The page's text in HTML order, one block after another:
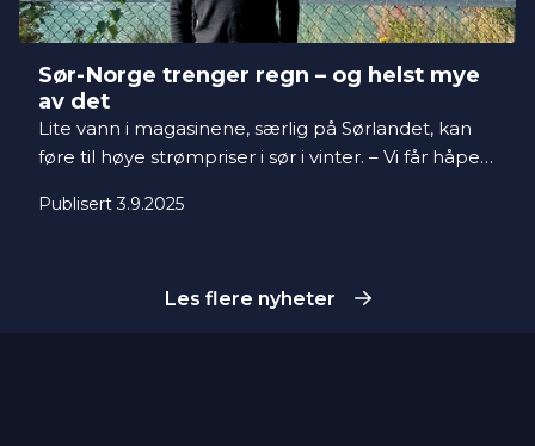
Sør-Norge trenger regn – og helst mye
av det
Lite vann i magasinene, særlig på Sørlandet, kan
føre til høye strømpriser i sør i vinter. – Vi får håpe
Mathisen i Gudbrandsdal Energi. I den nordlige
Publisert 3.9.2025
Les flere nyheter